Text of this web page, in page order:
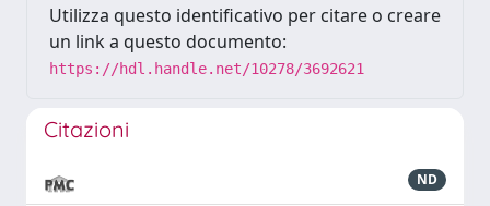
Utilizza questo identificativo per citare o creare
un link a questo documento:
https://hdl.handle.net/10278/3692621
Citazioni
ND